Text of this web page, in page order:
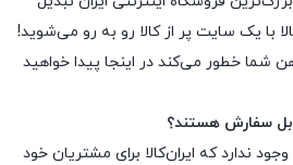
با یک سایت پر از کالا رو به رو می‌شوید!
شما خطور می‌کند در اینجا پیدا خواهید
سفارش هستند؟
ندارد که ایران‌کالا برای مشتریان خود